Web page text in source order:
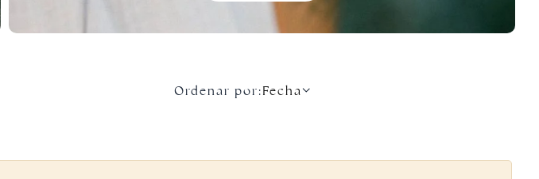
Ordenar por:Fecha